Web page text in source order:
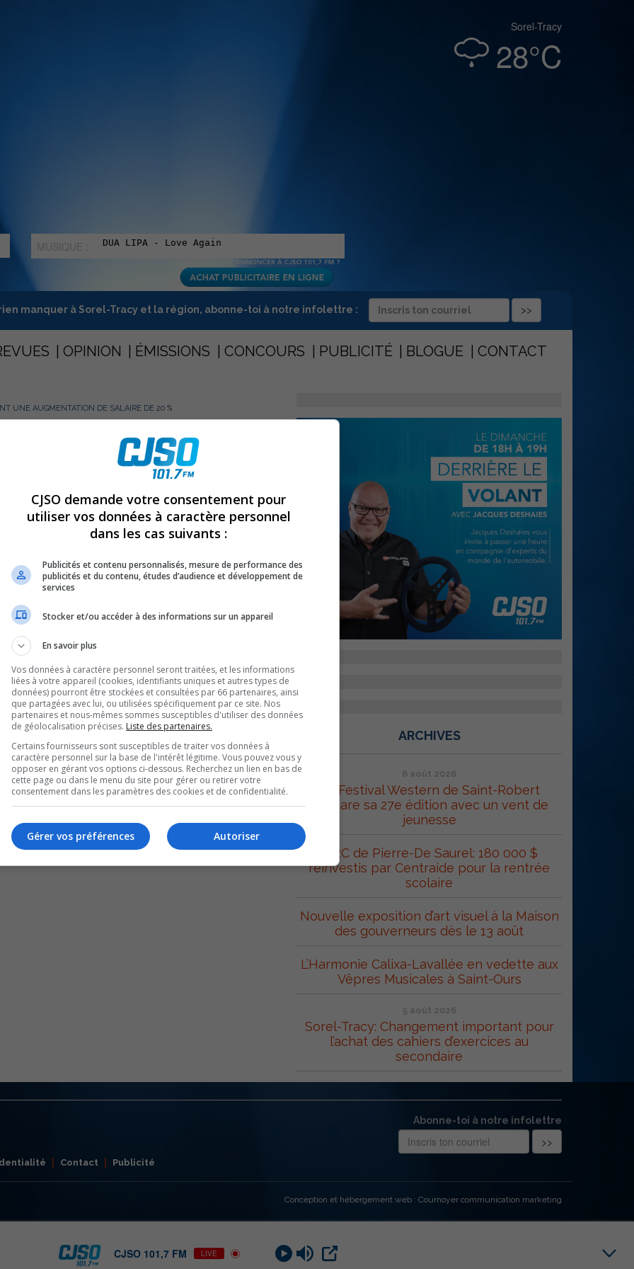
Sorel-Tracy
28°C
MUSIQUE :
manquer à Sorel-Tracy et la région, abonne-toi à notre infolettre :
OPINION ÉMISSIONS CONCOURS PUBLICITÉ BLOGUE CONTACT
UNE AUGMENTATION DE SALAIRE DE 20 %
une augmentation de salaire
du Conseil de Ville de Sorel-Tracy de ce lundi
des élus municipaux de l’ordre de 20 %.
régulière de janvier prochain.
ARCHIVES
6 août 2026
Le Festival Western de Saint-Robert
prépare sa 27e édition avec un vent de
jeunesse
MRC de Pierre-De Saurel: 180 000 $
réinvestis par Centraide pour la rentrée
scolaire
Nouvelle exposition d’art visuel à la Maison
des gouverneurs dès le 13 août
L’Harmonie Calixa-Lavallée en vedette aux
Vêpres Musicales à Saint-Ours
5 août 2026
Sorel-Tracy: Changement important pour
l’achat des cahiers d’exercices au
secondaire
Abonne-toi à notre infolettre
Contact Publicité
Conception et hébergement web : Cournoyer communication marketing
CJSO 101,7 FM LIVE
CJSO demande votre consentement pour
utiliser vos données à caractère personnel
dans les cas suivants :
Publicités et contenu personnalisés, mesure de performance des
publicités et du contenu, études d’audience et développement de
services
Stocker et/ou accéder à des informations sur un appareil
En savoir plus
Vos données à caractère personnel seront traitées, et les informations
liées à votre appareil (cookies, identifiants uniques et autres types de
données) pourront être stockées et consultées par 66 partenaires, ainsi
que partagées avec lui, ou utilisées spécifiquement par ce site. Nos
partenaires et nous-mêmes sommes susceptibles d'utiliser des données
de géolocalisation précises. Liste des partenaires.
Certains fournisseurs sont susceptibles de traiter vos données à
caractère personnel sur la base de l'intérêt légitime. Vous pouvez vous y
opposer en gérant vos options ci-dessous. Recherchez un lien en bas de
cette page ou dans le menu du site pour gérer ou retirer votre
consentement dans les paramètres des cookies et de confidentialité.
Autoriser
Gérer vos préférences